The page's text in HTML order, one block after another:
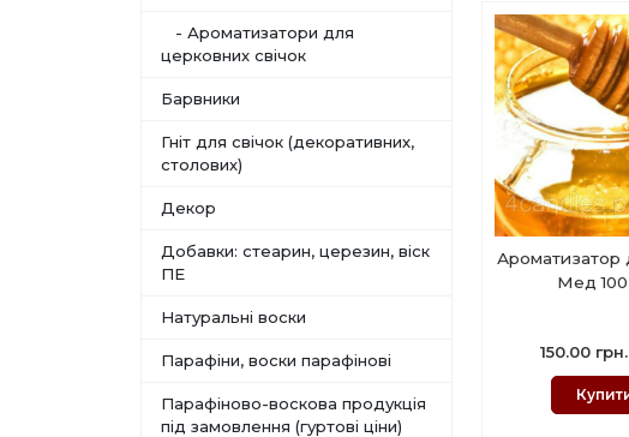
- Ароматизатори для
церковних свічок
Барвники
Гніт для свічок (декоративних,
столових)
Декор
Добавки: стеарин, церезин, віск
ПЕ
Натуральні воски
Парафіни, воски парафінові
Парафіново-воскова продукція
під замовлення (гуртові ціни)
Ароматизатор
Мед
150.00